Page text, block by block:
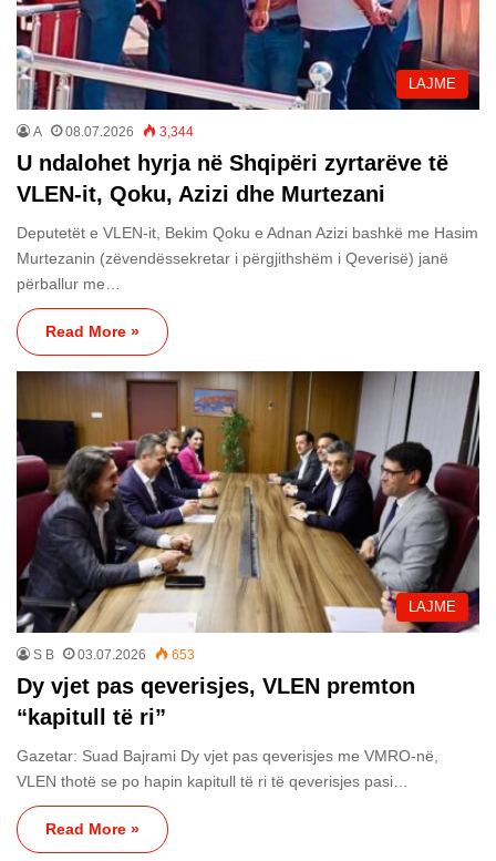
LAJME
A 08.07.2026 3,344
U ndalohet hyrja në Shqipëri zyrtarëve të
VLEN-it, Qoku, Azizi dhe Murtezani
Deputetët e VLEN-it, Bekim Qoku e Adnan Azizi bashkë me Hasim
Murtezanin (zëvendëssekretar i përgjithshëm i Qeverisë) janë
përballur me…
Read More »
LAJME
S B 03.07.2026 653
Dy vjet pas qeverisjes, VLEN premton
“kapitull të ri”
Gazetar: Suad Bajrami Dy vjet pas qeverisjes me VMRO-në,
VLEN thotë se po hapin kapitull të ri të qeverisjes pasi…
Read More »